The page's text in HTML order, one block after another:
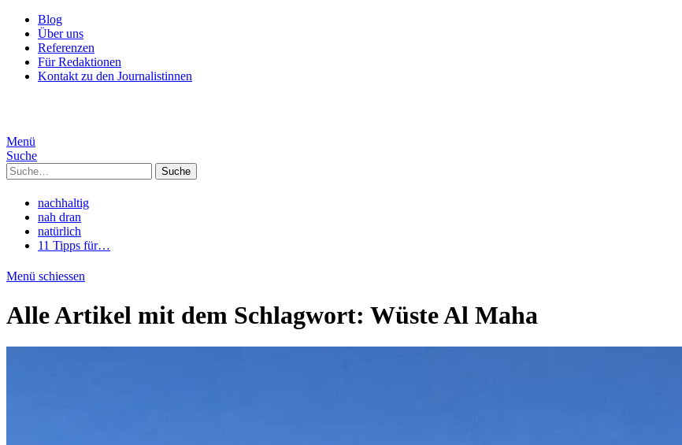
Blog
Über uns
Referenzen
Für Redaktionen
Kontakt zu den Journalistinnen
Menü
Suche
Suche
nachhaltig
nah dran
natürlich
11 Tipps für…
Menü schiessen
Alle Artikel mit dem Schlagwort: Wüste Al Maha